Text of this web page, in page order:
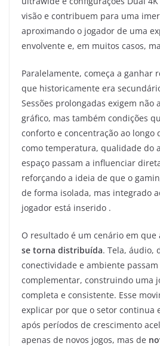
visão e contribuem para uma
aproximando o jogador de uma
envolvente e, em muitos casos,
Paralelamente, começa a ganhar
que historicamente era
Sessões prolongadas exigem não
gráfico, mas também condições
conforto e concentração ao longo
como temperatura, qualidade do
espaço passam a influenciar
reforçando a ideia de que o
de forma isolada, mas integrado
jogador está inserido .
O resultado é um cenário em que
se torna distribuída. Tela, áudio,
conectividade e ambiente
complementar, construindo uma
completa e consistente. Esse
explicar por que o setor continua
após períodos de crescimento
apenas de novos jogos, mas de